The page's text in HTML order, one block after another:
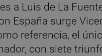
a Luis de La
España surge
referencia, el
con siete